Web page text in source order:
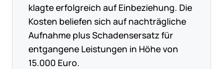
klagte erfolgreich auf Einbeziehung. Die
Kosten beliefen sich auf nachträgliche
Aufnahme plus Schadensersatz für
entgangene Leistungen in Höhe von
15.000 Euro.